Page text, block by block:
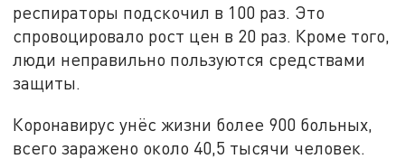
респираторы подскочил в 100 раз. Это
спровоцировало рост цен в 20 раз. Кроме того,
люди неправильно пользуются средствами
защиты.
Коронавирус унёс жизни более 900 больных,
всего заражено около 40,5 тысячи человек.